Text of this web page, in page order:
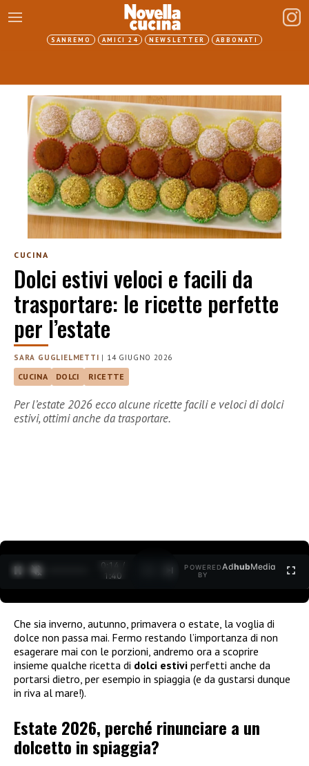
SANREMO AMICI 24 NEWSLETTER ABBONATI
CUCINA
Dolci estivi veloci e facili da
trasportare: le ricette perfette
per l’estate
SARA GUGLIELMETTI | 14 GIUGNO 2026
CUCINA DOLCI RICETTE
Per l’estate 2026 ecco alcune ricette facili e veloci di dolci
estivi, ottimi anche da trasportare.
0:15 /
1:40
POWERED
BY
AdhubMedia
Che sia inverno, autunno, primavera o estate, la voglia di
dolce non passa mai. Fermo restando l’importanza di non
esagerare mai con le porzioni, andremo ora a scoprire
insieme qualche ricetta di dolci estivi perfetti anche da
portarsi dietro, per esempio in spiaggia (e da gustarsi dunque
in riva al mare!).
Estate 2026, perché rinunciare a un
dolcetto in spiaggia?